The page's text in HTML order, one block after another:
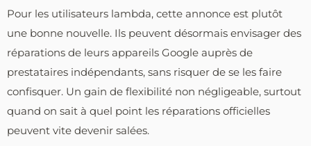
Pour les utilisateurs lambda, cette annonce est plutôt
une bonne nouvelle. Ils peuvent désormais envisager des
réparations de leurs appareils Google auprès de
prestataires indépendants, sans risquer de se les faire
confisquer. Un gain de flexibilité non négligeable, surtout
quand on sait à quel point les réparations officielles
peuvent vite devenir salées.